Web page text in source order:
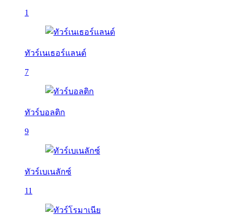
1
ทัวร์เนเธอร์แลนด์
7
ทัวร์บอลติก
9
ทัวร์เบเนลักซ์
11